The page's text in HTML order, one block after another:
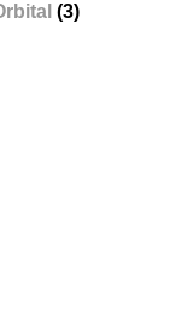
(3)